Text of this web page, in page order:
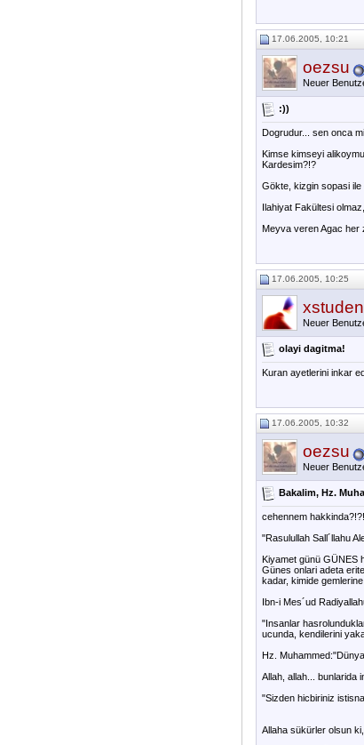
17.06.2005, 10:21
oezsu
Neuer
:))
Dogrudur... sen onca
Kimse kimseyi
Kardesim?!?
Gökte, kizgin sopasi ile
Ilahiyat Fakültesi
Meyva veren Agac her
17.06.2005, 10:25
Neuer
olayi dagitma!
Kuran ayetlerini inkar
17.06.2005, 10:32
oezsu
Neuer
Bakalim, Hz.
cehennem
"Rasulullah Sall´llahu
Kiyamet günü GÜNES
Günes onlari adeta
kadar, kimide
Ibn-i Mes´ud
"Insanlar
ucunda, kendilerini
Hz.
Allah, allah... bunlarida
"Sizden hicbiriniz
Allaha sükürler olsun